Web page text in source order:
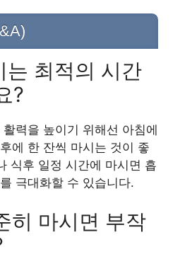
는 최적의 시간
?
력을 높이기 위해선 아침에
에 한 잔씩 마시는 것이 좋
식후 일정 시간에 마시면 흡
극대화할 수 있습니다.
히 마시면 부작